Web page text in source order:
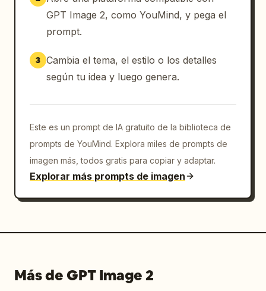
de Generación de Leads Ejecutándose"]}},
{"position":"inferior","scene":"una cámara
arquitectura de piedra oscura o concreto,
composición simétrica, paredes monolíticas
altas, rendijas de luz verticales delgadas,
hexagonal, plataforma circular empotrada en
el suelo debajo, suelo reflectante brillante,
haces de luz fría descendiendo desde arriba,
tecnológica sagrada"}]},"color_palette":
{"count":5,"colors":["negro profundo","azul
quitectónico","intencional","silencioso","fut
urista"]},"rendering":"arte conceptual de
GPT Image 2, como YouMind, y pega el
prompt.
3 Cambia el tema, el estilo o los detalles
según tu idea y luego genera.
Este es un prompt de IA gratuito de la biblioteca de
prompts de YouMind. Explora miles de prompts de
imagen más, todos gratis para copiar y adaptar.
Explorar más prompts de imagen
Más de GPT Image 2